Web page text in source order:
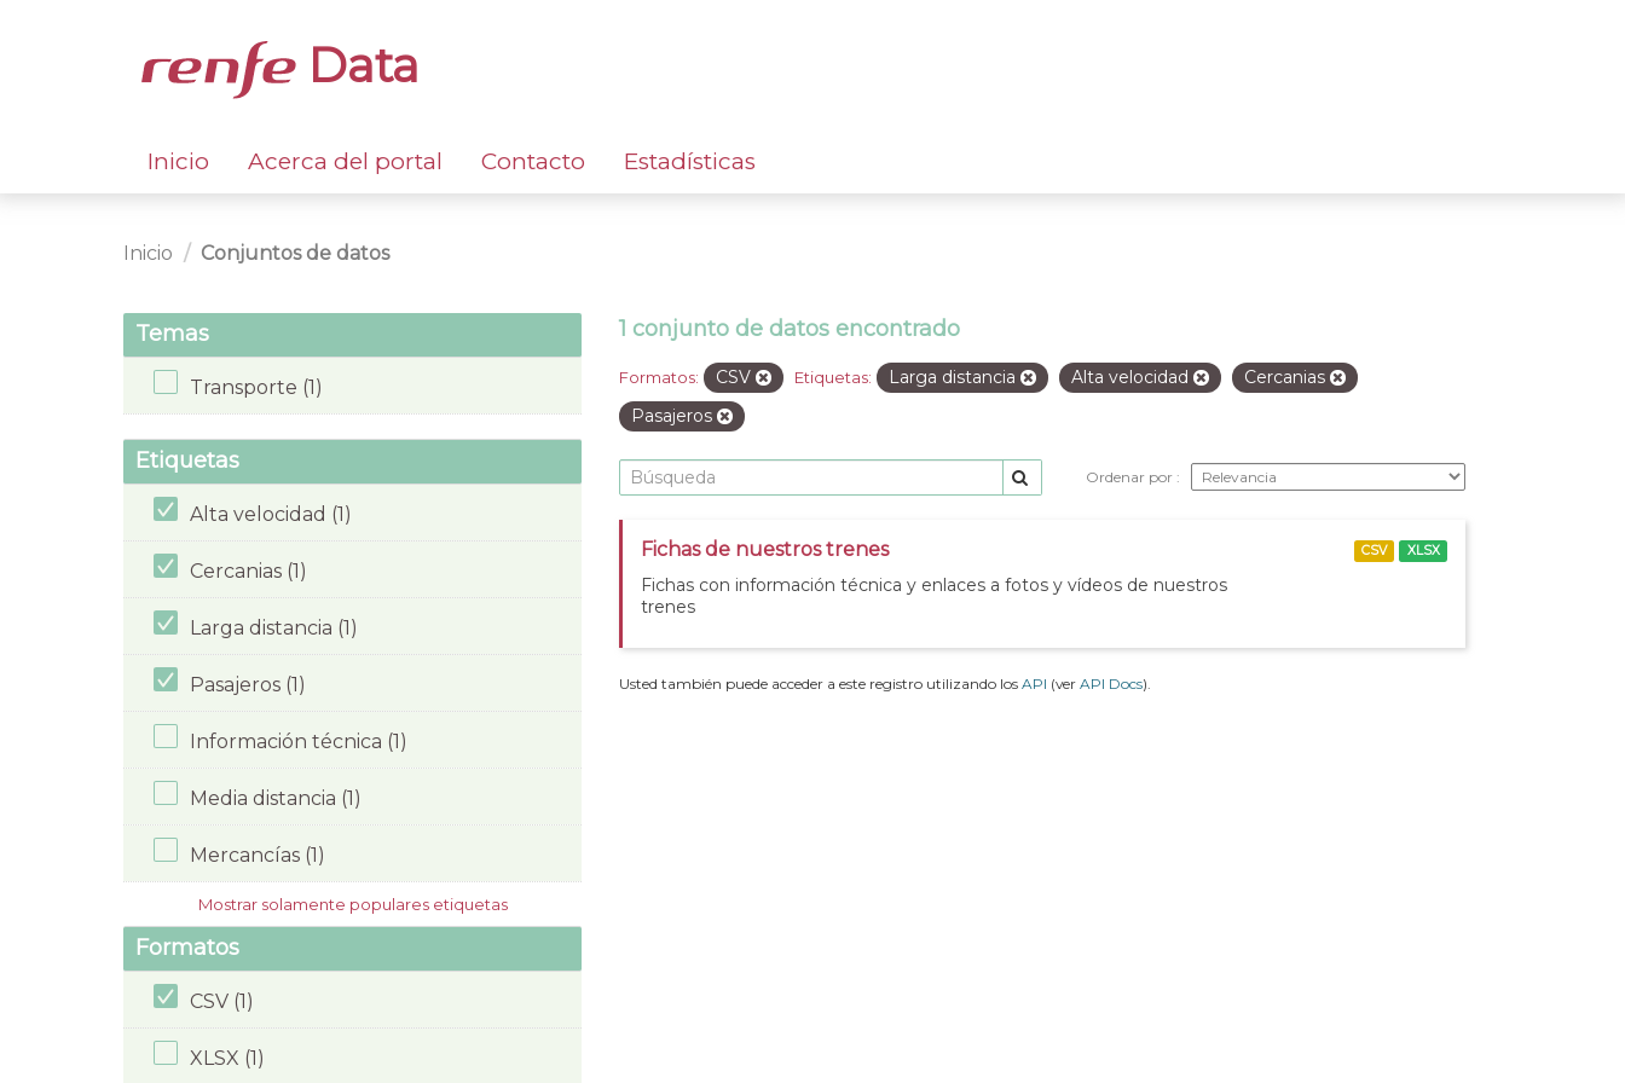
Data
Inicio Acerca del portal Contacto Estadísticas
Inicio Conjuntos de datos
Temas
Transporte (1)
Etiquetas
Alta velocidad (1)
Cercanias (1)
Larga distancia (1)
Pasajeros (1)
Información técnica (1)
Media distancia (1)
Mercancías (1)
Mostrar solamente populares etiquetas
Formatos
CSV (1)
XLSX (1)
1 conjunto de datos encontrado
Formatos: CSV Etiquetas: Larga distancia Alta velocidad
Cercanias
Pasajeros
Ordenar por
Fichas de nuestros trenes
Fichas con información técnica y enlaces a fotos y vídeos de nuestros
trenes
CSV XLSX
Usted también puede acceder a este registro utilizando los API (ver API Docs).